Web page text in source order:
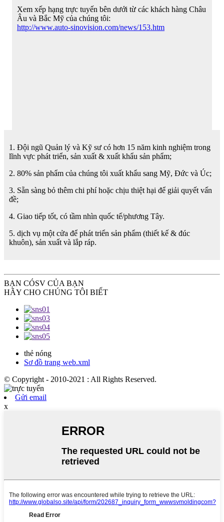
Xem xếp hạng trực tuyến bên dưới từ các khách hàng Châu
Âu và Bắc Mỹ của chúng tôi:
http://www.auto-sinovision.com/news/153.htm
1. Đội ngũ Quản lý và Kỹ sư có hơn 15 năm kinh nghiệm trong
lĩnh vực phát triển, sản xuất & xuất khẩu sản phẩm;
2. 80% sản phẩm của chúng tôi xuất khẩu sang Mỹ, Đức và Úc;
3. Sẵn sàng bỏ thêm chi phí hoặc chịu thiệt hại để giải quyết vấn
đề;
4. Giao tiếp tốt, có tầm nhìn quốc tế/phương Tây.
5. dịch vụ một cửa để phát triển sản phẩm (thiết kế & đúc
khuôn), sản xuất và lắp ráp.
BẠN CÓSV CỦA BẠN
HÃY CHO CHÚNG TÔI BIẾT
thẻ nóng
Sơ đồ trang web.xml
© Copyright - 2010-2021 : All Rights Reserved.
Gửi email
x